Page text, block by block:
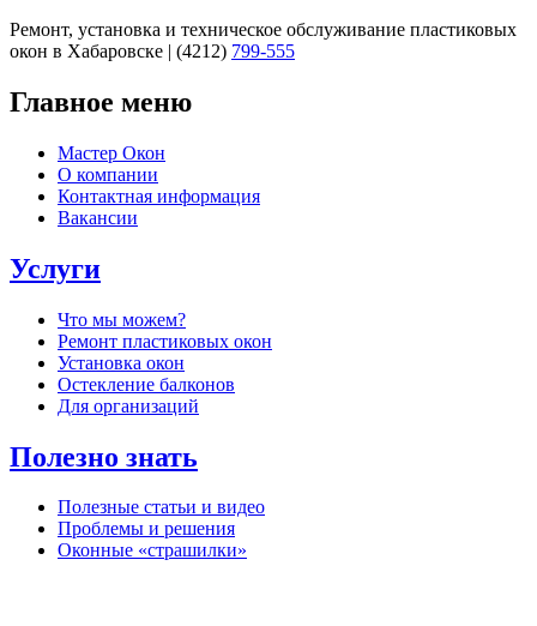
Перейти к навигации
Ремонт, установка и техническое обслуживание пластиковых
окон в Хабаровске | (4212) 799-555
Главное меню
Мастер Окон
О компании
Контактная информация
Вакансии
Услуги
Что мы можем?
Ремонт пластиковых окон
Установка окон
Остекление балконов
Для организаций
Полезно знать
Полезные статьи и видео
Проблемы и решения
Оконные «страшилки»